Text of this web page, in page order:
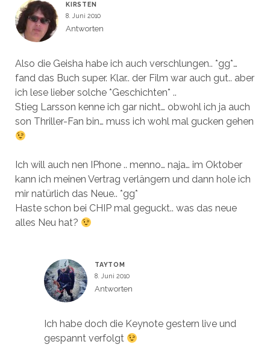
KIRSTEN
8. Juni 2010
Antworten
Also die Geisha habe ich auch verschlungen.. *gg*…
fand das Buch super. Klar.. der Film war auch gut.. aber
ich lese lieber solche *Geschichten* ..
Stieg Larsson kenne ich gar nicht… obwohl ich ja auch
son Thriller-Fan bin… muss ich wohl mal gucken gehen
Ich will auch nen IPhone .. menno… naja… im Oktober
kann ich meinen Vertrag verlängern und dann hole ich
mir natürlich das Neue.. *gg*
Haste schon bei CHIP mal geguckt.. was das neue
alles Neu hat?
TAYTOM
8. Juni 2010
Antworten
Ich habe doch die Keynote gestern live und
gespannt verfolgt